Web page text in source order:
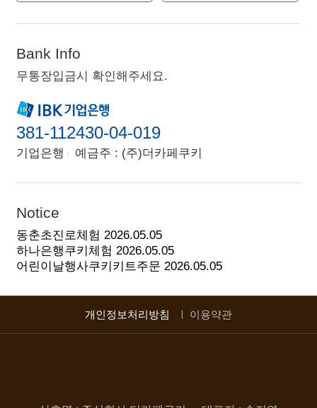
Bank Info
무통장입금시 확인해주세요.
381-112430-04-019
기업은행 예금주 : (주)더카페쿠키
Notice
동춘초진로체험 2026.05.05
하나은행쿠키체험 2026.05.05
어린이날행사쿠키키트주문 2026.05.05
개인정보처리방침 이용약관